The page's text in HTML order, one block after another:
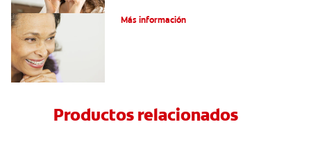
Más información
Productos relacionados